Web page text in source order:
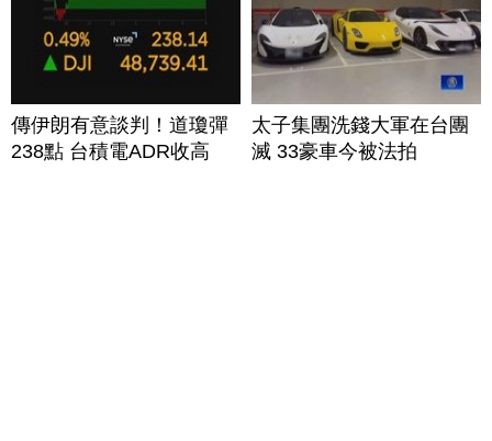
傳伊朗有意談判！道瓊彈
238點 台積電ADR收高
太子集團洗錢大軍在台團
滅 33豪車今被法拍